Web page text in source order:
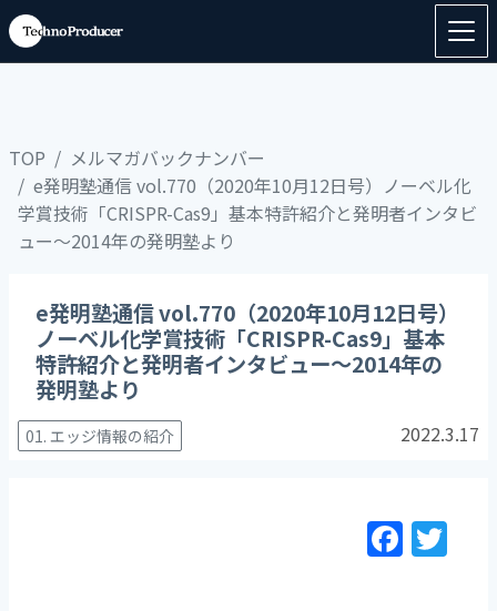
TOP
メルマガバックナンバー
e発明塾通信 vol.770（2020年10月12日号）ノーベル化
学賞技術「CRISPR-Cas9」基本特許紹介と発明者インタビ
ュー～2014年の発明塾より
e発明塾通信 vol.770（2020年10月12日号）
ノーベル化学賞技術「CRISPR-Cas9」基本
特許紹介と発明者インタビュー～2014年の
発明塾より
01. エッジ情報の紹介 2022.3.17
F
a